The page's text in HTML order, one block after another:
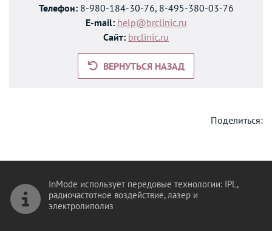
Телефон:8-980-184-30-76, 8-495-380-03-76
E-mail: help@brclinic.ru
Сайт: brclinic.ru
ВЕРНУТЬСЯ НАЗАД
Поделиться:
InMode использует передовые технологии: IPL,
радиочастотное воздействие, лазер и
электролиполиз